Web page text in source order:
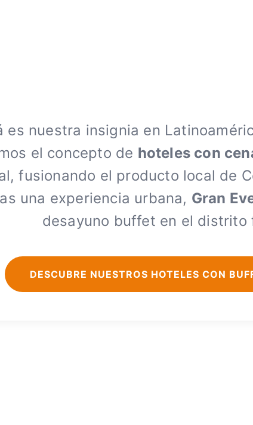
es nuestra insignia en
el concepto de hoteles con
fusionando el producto local de
una experiencia urbana, Gran
desayuno buffet en el distrito
DESCUBRE NUESTROS HOTELES CON